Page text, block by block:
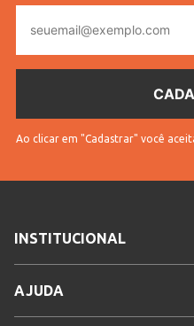
mail
Ao clicar em "Cadastrar" você
INSTITUCIONAL
AJUDA